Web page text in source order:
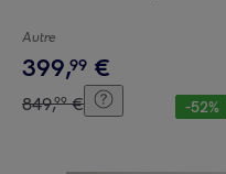
Autre
399,99 €
849,99 € -52%